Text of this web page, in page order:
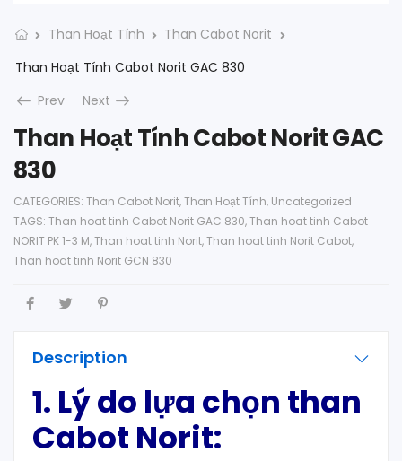
Than Hoạt Tính
Than Cabot Norit
Than Hoạt Tính Cabot Norit GAC 830
Prev
Next
Than Hoạt Tính Cabot Norit GAC
830
CATEGORIES: Than Cabot Norit,Than Hoạt Tính, Uncategorized
TAGS: Than hoat tinh Cabot Norit GAC 830,Than hoat tinh Cabot
NORIT PK 1-3 M,Than hoat tinh Norit,Than hoat tinh Norit Cabot,
Than hoat tinh Norit GCN 830
Description
1. Lý do lựa chọn than
Cabot Norit: